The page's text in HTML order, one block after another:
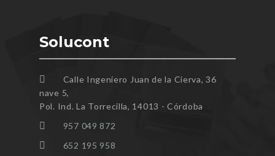
Solucont
Calle Ingeniero Juan de la Cierva, 36
nave 5,
Pol. Ind. La Torrecilla, 14013 - Córdoba
957 049 872
652 195 958